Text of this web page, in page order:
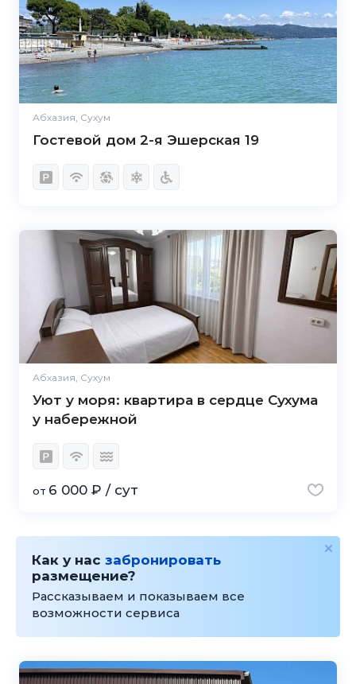
Абхазия, Сухум
Гостевой дом 2-я Эшерская 19
Абхазия, Сухум
Уют у моря: квартира в сердце Сухума
у набережной
от 6 000 ₽ / сут
Как у нас забронировать
размещение?
Рассказываем и показываем все
возможности сервиса